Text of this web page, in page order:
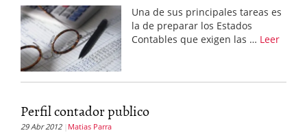
Una de sus principales tareas es
la de preparar los Estados
Contables que exigen las … Leer
Perfil contador publico
29 Abr 2012 Matias Parra